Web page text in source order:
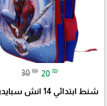
30 ₪ 20 ₪
شنط ابتدائي 14 انش سبايدر مان